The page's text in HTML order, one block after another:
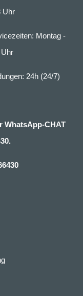
Uhr
Montag -
24h (24/7)
WhatsApp-CHAT